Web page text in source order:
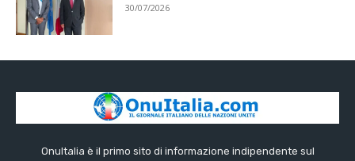
30/07/2026
OnuItalia è il primo sito di informazione indipendente sul